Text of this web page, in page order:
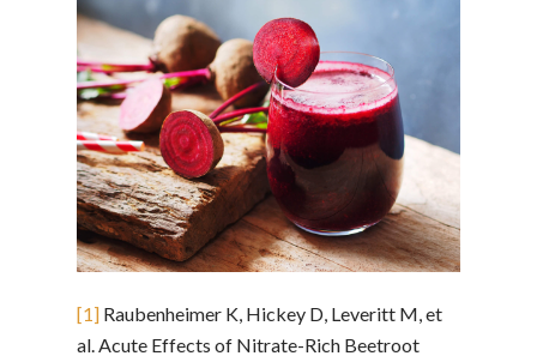
[1] Raubenheimer K, Hickey D, Leveritt M, et
al. Acute Effects of Nitrate-Rich Beetroot